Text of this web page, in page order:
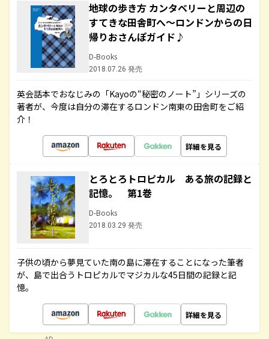
地球の歩き方 カンタベリーと周辺の
すてきな田舎町へ～ロンドンからの日
帰りおさんぽガイド♪
D-Books
2018.07.26 発売
英会話本でおなじみの「Kayoの“秘密のノート”」シリーズの
著者が、今度は自分の滞在するロンドン南東の田舎町をご紹
介！
詳細を見る
とろとろトロピカル ある旅の記録と
記憶。 第1巻
D-Books
2018.03.29 発売
子供の頃から夢見ていた南の島に滞在することになった筆者
が、島で出合うトロピカルでマジカルな45日間の記録と記
憶。
詳細を見る